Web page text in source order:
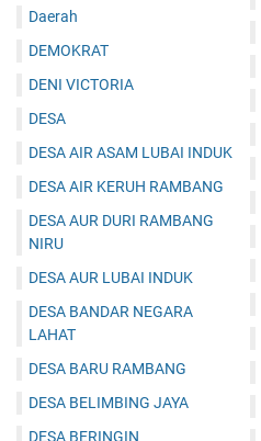
Daerah
DEMOKRAT
DENI VICTORIA
DESA
DESA AIR ASAM LUBAI INDUK
DESA AIR KERUH RAMBANG
DESA AUR DURI RAMBANG
NIRU
DESA AUR LUBAI INDUK
DESA BANDAR NEGARA
LAHAT
DESA BARU RAMBANG
DESA BELIMBING JAYA
DESA BERINGIN